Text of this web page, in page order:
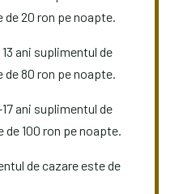
20 ron pe noapte.
ani suplimentul de
80 ron pe noapte.
ani suplimentul de
100 ron pe noapte.
de cazare este de